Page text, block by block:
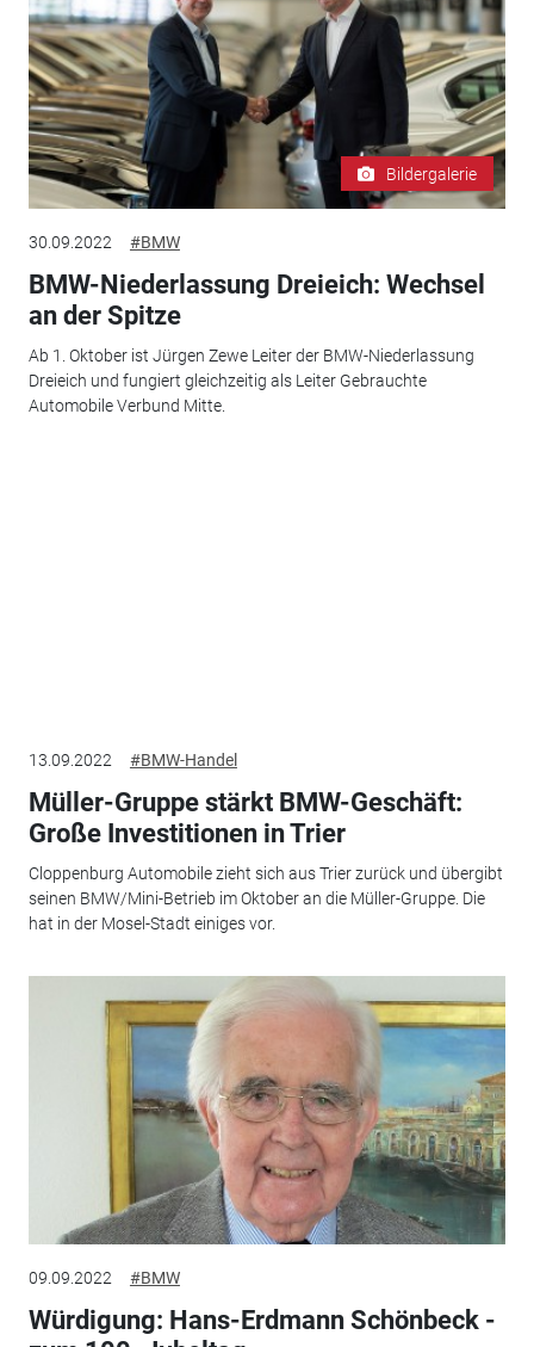
Bildergalerie
30.09.2022 #BMW
BMW-Niederlassung Dreieich: Wechsel
an der Spitze
Ab 1. Oktober ist Jürgen Zewe Leiter der BMW-Niederlassung
Dreieich und fungiert gleichzeitig als Leiter Gebrauchte
Automobile Verbund Mitte.
13.09.2022 #BMW-Handel
Müller-Gruppe stärkt BMW-Geschäft:
Große Investitionen in Trier
Cloppenburg Automobile zieht sich aus Trier zurück und übergibt
seinen BMW/Mini-Betrieb im Oktober an die Müller-Gruppe. Die
hat in der Mosel-Stadt einiges vor.
09.09.2022 #BMW
Würdigung: Hans-Erdmann Schönbeck -